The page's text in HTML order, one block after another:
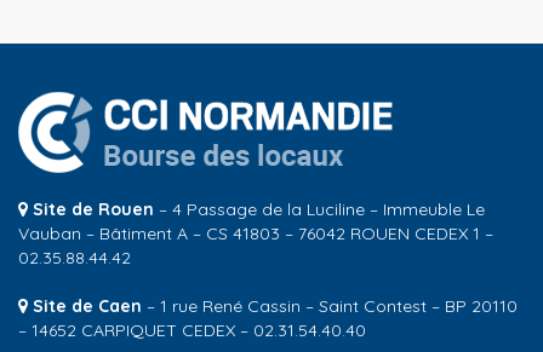
Site de Rouen – 4 Passage de la Luciline – Immeuble Le
Vauban – Bâtiment A – CS 41803 – 76042 ROUEN CEDEX 1 –
02.35.88.44.42
Site de Caen – 1 rue René Cassin – Saint Contest – BP 20110
– 14652 CARPIQUET CEDEX – 02.31.54.40.40